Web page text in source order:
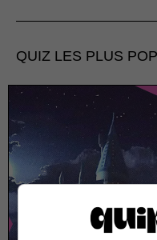
QUIZ LES PLUS